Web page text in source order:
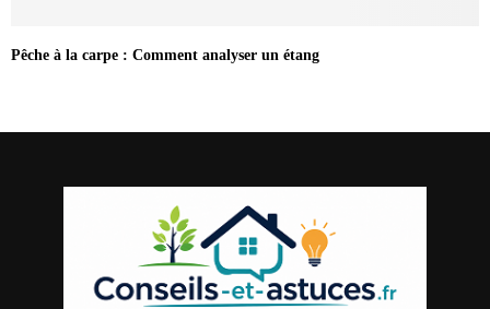
Pêche à la carpe : Comment analyser un étang